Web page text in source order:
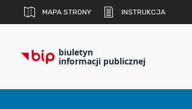
MAPA STRONY INSTRUKCJA
biuletyn
informacji publicznej